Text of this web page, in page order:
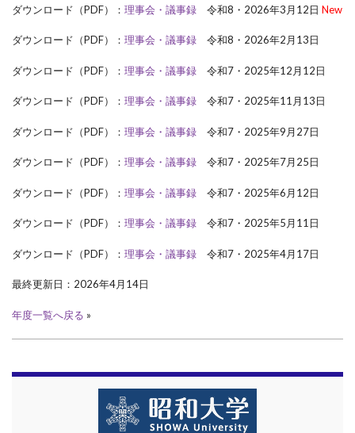
ダウンロード（PDF）： 理事会・議事録 令和8・2026年3月12日 New
ダウンロード（PDF）： 理事会・議事録 令和8・2026年2月13日
ダウンロード（PDF）： 理事会・議事録 令和7・2025年12月12日
ダウンロード（PDF）： 理事会・議事録 令和7・2025年11月13日
ダウンロード（PDF）： 理事会・議事録 令和7・2025年9月27日
ダウンロード（PDF）： 理事会・議事録 令和7・2025年7月25日
ダウンロード（PDF）： 理事会・議事録 令和7・2025年6月12日
ダウンロード（PDF）： 理事会・議事録 令和7・2025年5月11日
ダウンロード（PDF）： 理事会・議事録 令和7・2025年4月17日
最終更新日：2026年4月14日
年度一覧へ戻る »